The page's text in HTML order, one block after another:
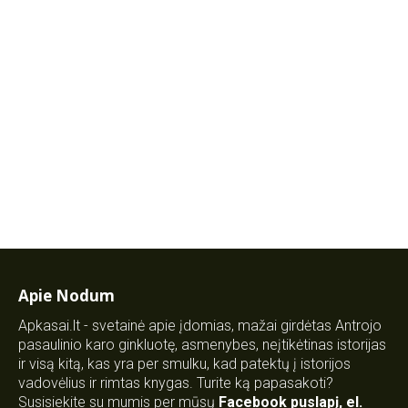
Apie Nodum
Apkasai.lt - svetainė apie įdomias, mažai girdėtas Antrojo
pasaulinio karo ginkluotę, asmenybes, neįtikėtinas istorijas
ir visą kitą, kas yra per smulku, kad patektų į istorijos
vadovėlius ir rimtas knygas. Turite ką papasakoti?
Susisiekite su mumis per mūsų Facebook puslapį, el.